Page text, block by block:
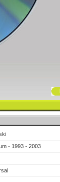
- 1993 - 2003